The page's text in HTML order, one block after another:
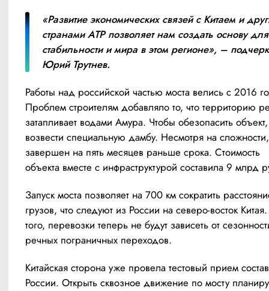
«Развитие экономических связей с Китаем и
странами АТР позволяет нам создать основу для
стабильности и мира в этом регионе», –
Юрий Трутнев.
Работы над российской частью моста велись с 2016
Проблем строителям добавляло то, что территорию
затапливает водами Амура. Чтобы обезопасить
возвести специальную дамбу. Несмотря на
завершен на пять месяцев раньше срока. Стоимость
объекта вместе с инфраструктурой составила 9 млрд
Запуск моста позволяет на 700 км сократить
грузов, что следуют из России на северо-восток
того, перевозки теперь не будут зависеть от
речных пограничных переходов.
Китайская сторона уже провела тестовый прием
России. Открыть сквозное движение по мосту